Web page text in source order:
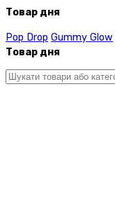
Товар дня
Pop Drop Gummy Glow
Товар дня